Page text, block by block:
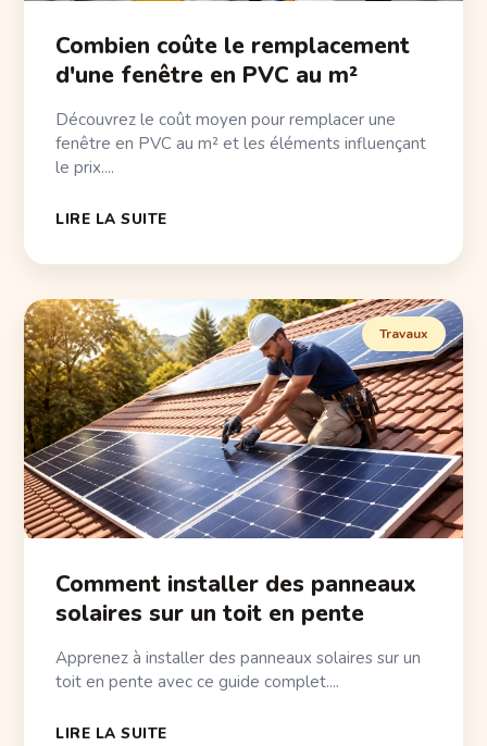
Combien coûte le remplacement
d'une fenêtre en PVC au m²
Découvrez le coût moyen pour remplacer une
fenêtre en PVC au m² et les éléments influençant
le prix....
LIRE LA SUITE
Travaux
Comment installer des panneaux
solaires sur un toit en pente
Apprenez à installer des panneaux solaires sur un
toit en pente avec ce guide complet....
LIRE LA SUITE